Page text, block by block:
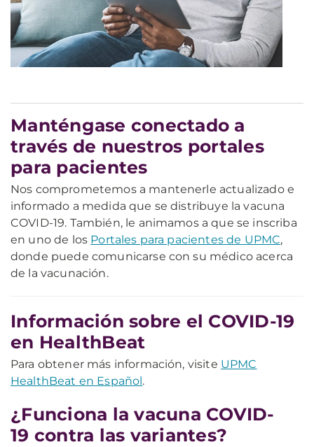
Manténgase conectado a
través de nuestros portales
para pacientes
Nos comprometemos a mantenerle actualizado e
informado a medida que se distribuye la vacuna
COVID-19. También, le animamos a que se inscriba
en uno de los Portales para pacientes de UPMC,
donde puede comunicarse con su médico acerca
de la vacunación.
Información sobre el COVID-19
en HealthBeat
Para obtener más información, visite UPMC
HealthBeat en Español .
¿Funciona la vacuna COVID-
19 contra las variantes?